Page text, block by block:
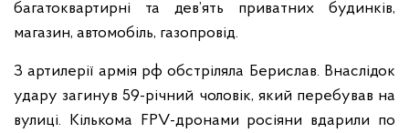
багатоквартирні та дев’ять приватних будинків,
магазин, автомобіль, газопровід.
З артилерії армія рф обстріляла Берислав. Внаслідок
удару загинув 59-річний чоловік, який перебував на
вулиці. Кількома FPV-дронами росіяни вдарили по